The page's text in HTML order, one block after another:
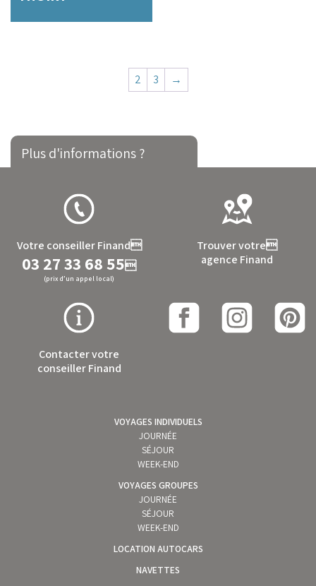
2 3 →
Plus d'informations ?
Votre conseiller Finand
03 27 33 68 55
(prix d’un appel local)
Trouver votre
agence Finand
Contacter votre
conseiller Finand
VOYAGES INDIVIDUELS
JOURNÉE
SÉJOUR
WEEK-END
VOYAGES GROUPES
JOURNÉE
SÉJOUR
WEEK-END
LOCATION AUTOCARS
NAVETTES